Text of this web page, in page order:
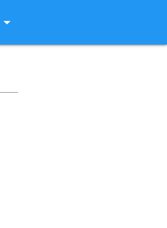
arrow_drop_down